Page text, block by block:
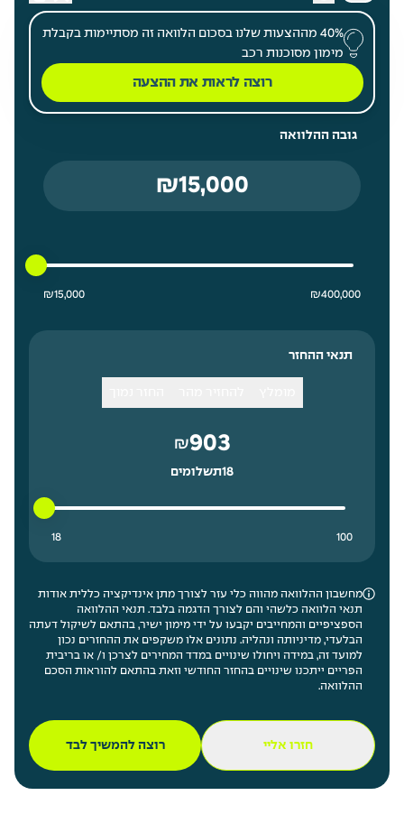
40% מההצעות שלנו בסכום הלוואה זה מסתיימות בקבלת
מימון מסוכנות רכב
רוצה לראות את ההצעה
גובה ההלוואה
15000 ₪ מחיר נמוך ביותר₪15,000 400000 ₪ מחיר גבוה ביותר ₪400,000
תנאי ההחזר
903
₪
18תשלומים
18 תשלומים נמוך ביותר18100 תשלומים גבוה ביותר 100
מחשבון ההלוואה מהווה כלי עזר לצורך מתן אינדיקציה כללית אודות
תנאי הלוואה כלשהי והם לצורך הדגמה בלבד. תנאי ההלוואה
הספציפיים והמחייבים יקבעו על ידי מימון ישיר, בהתאם לשיקול דעתה
הבלעדי, מדיניותה ונהליה. נתונים אלו משקפים את ההחזרים נכון
למועד זה, במידה ויחולו שינויים במדד המחירים לצרכן ו/ או בריבית
הפריים ייתכנו שינויים בהחזר החודשי וזאת בהתאם להוראות הסכם
ההלוואה.
חזרו אליי רוצה להמשיך לבד